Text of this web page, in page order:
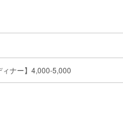
ィナー】4,000-5,000